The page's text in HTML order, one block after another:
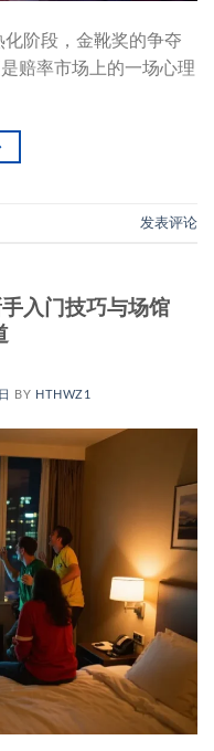
阶段，金靴奖的争夺
赔率市场上的一场心理
发表评论
入门技巧与场馆
BY HTHWZ1